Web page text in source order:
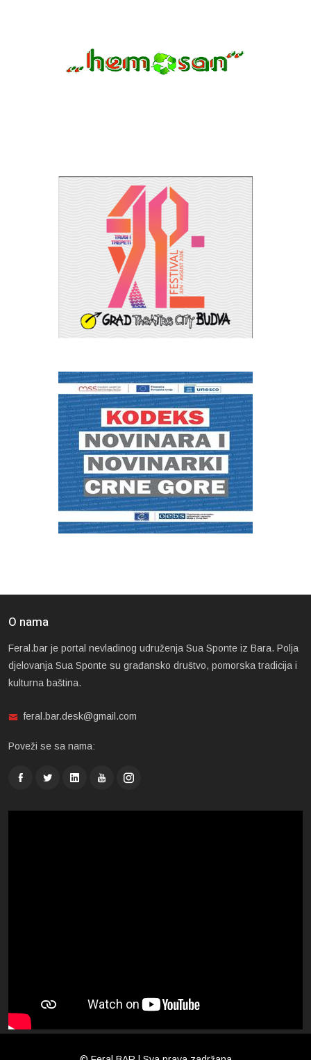
O nama
Feral.bar je portal nevladinog udruženja Sua Sponte iz Bara. Polja
djelovanja Sua Sponte su građansko društvo, pomorska tradicija i
kulturna baština.
feral.bar.desk@gmail.com
Poveži se sa nama: